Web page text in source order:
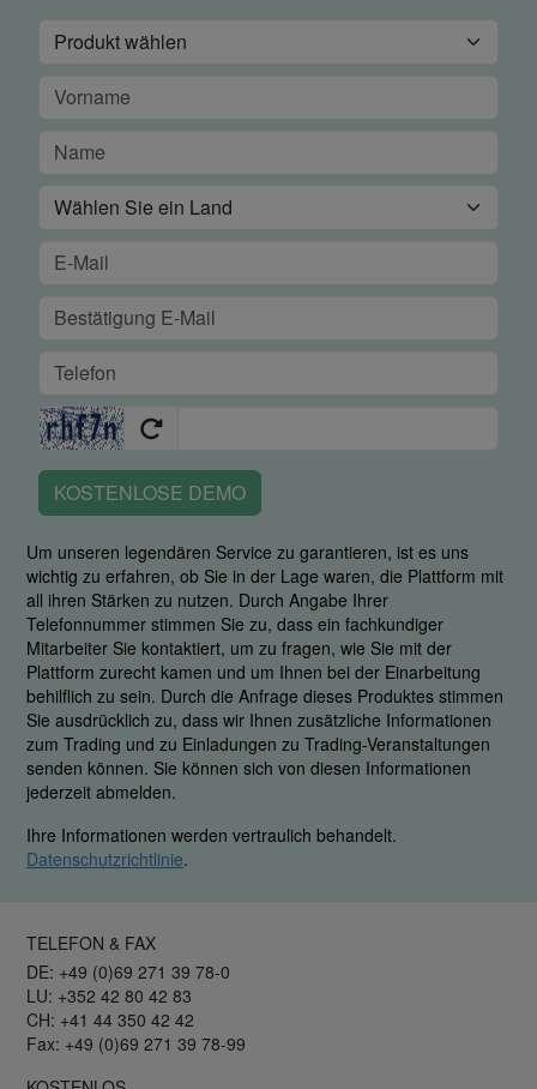
KOSTENLOSE DEMO
Um unseren legendären Service zu garantieren, ist es uns
wichtig zu erfahren, ob Sie in der Lage waren, die Plattform mit
all ihren Stärken zu nutzen. Durch Angabe Ihrer
Telefonnummer stimmen Sie zu, dass ein fachkundiger
Mitarbeiter Sie kontaktiert, um zu fragen, wie Sie mit der
Plattform zurecht kamen und um Ihnen bei der Einarbeitung
behilflich zu sein. Durch die Anfrage dieses Produktes stimmen
Sie ausdrücklich zu, dass wir Ihnen zusätzliche Informationen
zum Trading und zu Einladungen zu Trading-Veranstaltungen
senden können. Sie können sich von diesen Informationen
jederzeit abmelden.
Ihre Informationen werden vertraulich behandelt.
Datenschutzrichtlinie.
TELEFON & FAX
DE: +49 (0)69 271 39 78-0
LU: +352 42 80 42 83
CH: +41 44 350 42 42
Fax: +49 (0)69 271 39 78-99